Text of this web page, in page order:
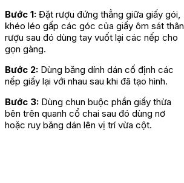
Bước 1: Đặt rượu đứng thẳng giữa giấy gói,
khéo léo gấp các góc của giấy ôm sát thân
rượu sau đó dùng tay vuốt lại các nếp cho
gọn gàng.
Bước 2: Dùng băng dính dán cố định các
nếp giấy lại với nhau sau khi đã tạo hình.
Bước 3: Dùng chun buộc phần giấy thừa
bên trên quanh cổ chai sau đó dùng nơ
hoặc ruy băng dán lên vị trí vừa cột.